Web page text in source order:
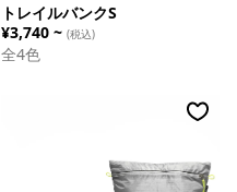
トレイルバンクS
¥3,740 ~(税込)
全4色